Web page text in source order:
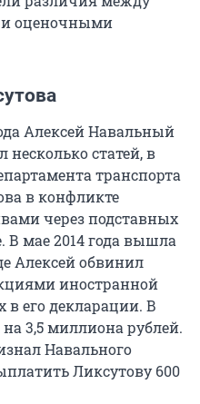
и оценочными
Алексей Навальный
несколько статей, в
транспорта
в конфликте
через подставных
В мае 2014 года вышла
Алексей обвинил
иностранной
его декларации. В
3,5 миллиона рублей.
Навального
Ликсутову 600